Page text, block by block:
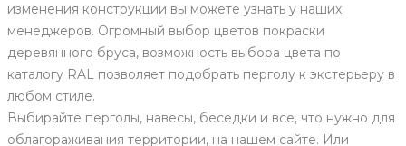
изменения конструкции вы можете узнать у наших
менеджеров. Огромный выбор цветов покраски
деревянного бруса, возможность выбора цвета по
каталогу RAL позволяет подобрать перголу к экстерьеру в
любом стиле.
Выбирайте перголы, навесы, беседки и все, что нужно для
облагораживания территории, на нашем сайте. Или